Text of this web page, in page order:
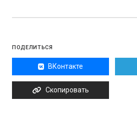
ПОДЕЛИТЬСЯ
ВКонтакте
Скопировать